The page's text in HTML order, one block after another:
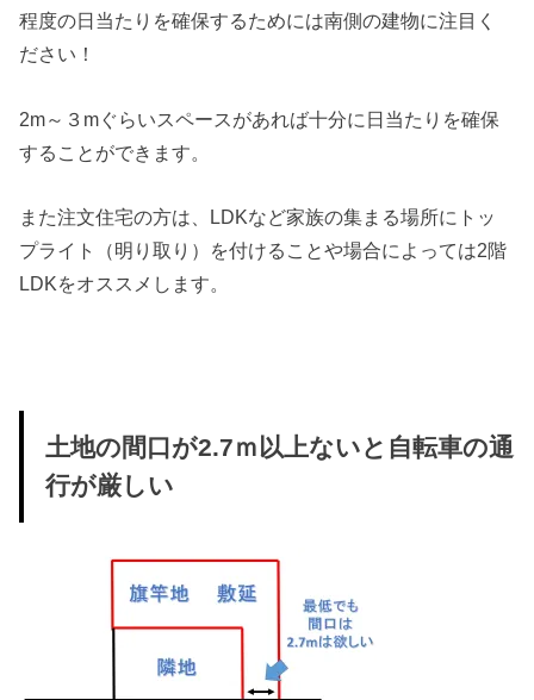
程度の日当たりを確保するためには南側の建物に注目く
ださい！
2m～３mぐらいスペースがあれば十分に日当たりを確保
することができます。
また注文住宅の方は、LDKなど家族の集まる場所にトッ
プライト（明り取り）を付けることや場合によっては2階
LDKをオススメします。
土地の間口が2.7ｍ以上ないと自転車の通
行が厳しい